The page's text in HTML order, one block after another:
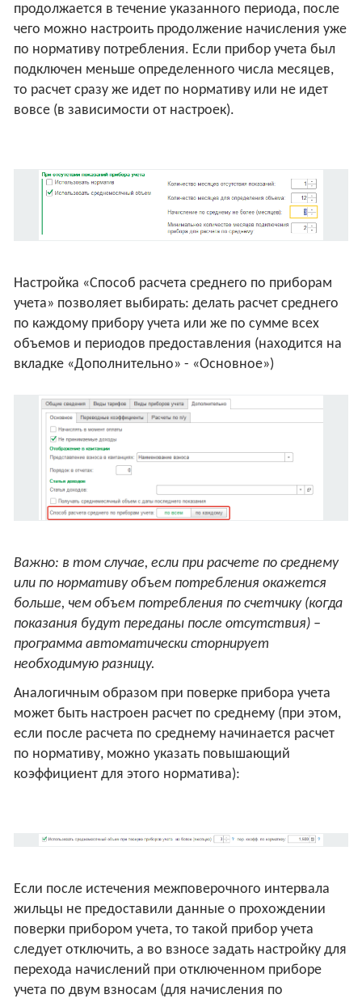
продолжается в течение указанного периода, после
чего можно настроить продолжение начисления уже
по нормативу потребления. Если прибор учета был
подключен меньше определенного числа месяцев,
то расчет сразу же идет по нормативу или не идет
вовсе (в зависимости от настроек).
Настройка «Способ расчета среднего по приборам
учета» позволяет выбирать: делать расчет среднего
по каждому прибору учета или же по сумме всех
объемов и периодов предоставления (находится на
вкладке «Дополнительно» - «Основное»)
Важно: в том случае, если при расчете по среднему
или по нормативу объем потребления окажется
больше, чем объем потребления по счетчику (когда
показания будут переданы после отсутствия) –
программа автоматически сторнирует
необходимую разницу.
Аналогичным образом при поверке прибора учета
может быть настроен расчет по среднему (при этом,
если после расчета по среднему начинается расчет
по нормативу, можно указать повышающий
коэффициент для этого норматива):
Если после истечения межповерочного интервала
жильцы не предоставили данные о прохождении
поверки прибором учета, то такой прибор учета
следует отключить, а во взносе задать настройку для
перехода начислений при отключенном приборе
учета по двум взносам (для начисления по